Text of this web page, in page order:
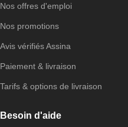
Besoin d'aide
Nos offres d'emploi
Nos promotions
Avis vérifiés Assina
Paiement & livraison
Tarifs & options de livraison